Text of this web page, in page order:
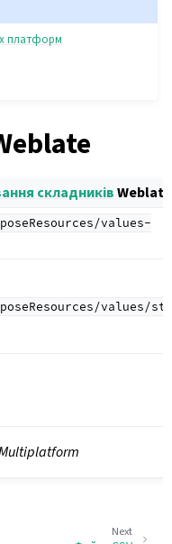
платформ
складниківWeblate
values-
values/
Next